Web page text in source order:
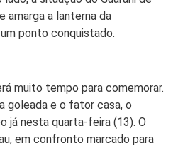
amarga a lanterna da
ponto conquistado.
muito tempo para comemorar.
goleada e o fator casa, o
já nesta quarta-feira (13). O
em confronto marcado para